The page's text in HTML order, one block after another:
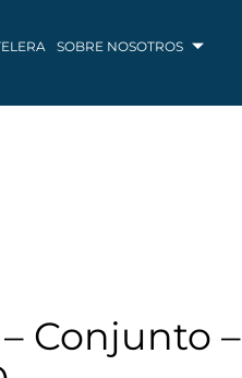
SOBRE NOSOTROS
Conjunto –